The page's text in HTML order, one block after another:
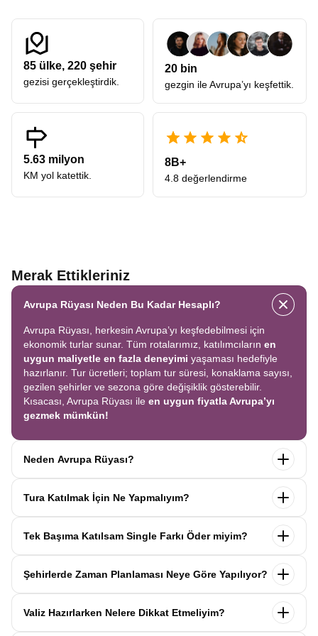
85 ülke, 220 şehir
gezisi gerçekleştirdik.
20 bin
gezgin ile Avrupa’yı keşfettik.
5.63 milyon
KM yol katettik.
8B+
4.8 değerlendirme
Merak Ettikleriniz
Avrupa Rüyası Neden Bu Kadar Hesaplı?
Avrupa Rüyası, herkesin Avrupa’yı keşfedebilmesi için
ekonomik turlar sunar. Tüm rotalarımız, katılımcıların en
uygun maliyetle en fazla deneyimi yaşaması hedefiyle
hazırlanır. Tur ücretleri; toplam tur süresi, konaklama sayısı,
gezilen şehirler ve sezona göre değişiklik gösterebilir.
Kısacası, Avrupa Rüyası ile en uygun fiyatla Avrupa’yı
gezmek mümkün!
Neden Avrupa Rüyası?
tek seferde birçok
ülkeyikeşfedin! Ekstra tur ücreti yok, tüm geziler fiyata
ile Avrupa’yı en keyifli şekilde yaşayın.
Tura Katılmak İçin Ne Yapmalıyım?
seyahat sözleşmesinionaylayın.İlk taksitiödediğinizde
Tek Başıma Katılsam Single Farkı Öder miyim?
katıldığınızda1000 Euro’ya varan single farkı
konforlu bir şekilde seyahat edebilirsiniz.
Şehirlerde Zaman Planlaması Neye Göre Yapılıyor?
uzman
operasyon birimimiz tarafından önceden test edilip
en
Valiz Hazırlarken Nelere Dikkat Etmeliyim?